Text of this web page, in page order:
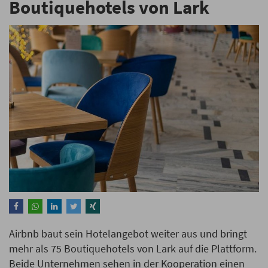
Boutiquehotels von Lark
Airbnb baut sein Hotelangebot weiter aus und bringt
mehr als 75 Boutiquehotels von Lark auf die Plattform.
Beide Unternehmen sehen in der Kooperation einen